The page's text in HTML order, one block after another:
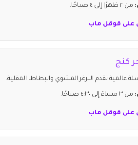
من ٢ ظهرًا إلى ٤ صباحًا.
قوقل ماب
كنج
عالمية تقدم البرغر المشوي والبطاطا المقلية.
من ٣ مساءً إلى ٤:٣٠ صباحًا.
قوقل ماب